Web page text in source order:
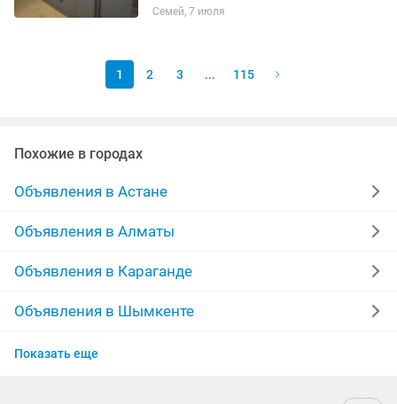
Семей, 7 июля
1 2 3 ... 115
Похожие в городах
Объявления в Астане
Объявления в Алматы
Объявления в Караганде
Объявления в Шымкенте
Объявления в Усть-Каменогорске
Показать еще